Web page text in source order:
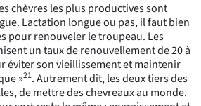
chèvres les plus productives sont
. Lactation longue ou pas, il faut bien
pour renouveler le troupeau. Les
un taux de renouvellement de20 à
éviter son vieillissement et maintenir
»21. Autrement dit,les deux tiers des
de mettre des chevreaux au monde.